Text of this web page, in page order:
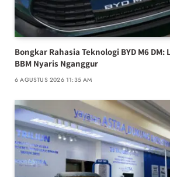
Bongkar Rahasia Teknologi BYD M6
BBM Nyaris Nganggur
6 AGUSTUS 2026 11:35 AM